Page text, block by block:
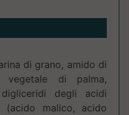
di grano, amido di
vegetale di palma,
degli acidi
(acido malico, acido